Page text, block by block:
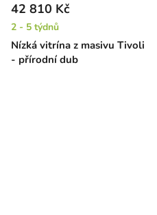
Nízká vitrína z masivu Tivoli
- přírodní dub
42 810 Kč
2 - 5 týdnů